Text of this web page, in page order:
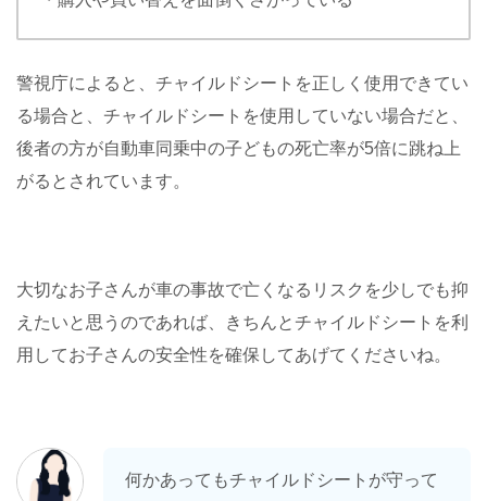
警視庁によると、チャイルドシートを正しく使用できてい
る場合と、チャイルドシートを使用していない場合だと、
後者の方が自動車同乗中の子どもの死亡率が5倍に跳ね上
がるとされています。
大切なお子さんが車の事故で亡くなるリスクを少しでも抑
えたいと思うのであれば、きちんとチャイルドシートを利
用してお子さんの安全性を確保してあげてくださいね。
何かあってもチャイルドシートが守って